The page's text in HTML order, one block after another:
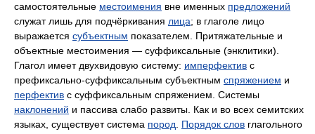
самостоятельные местоимения вне именных предложений
служат лишь для подчёркивания лица; в глаголе лицо
выражается субъектным показателем. Притяжательные и
объектные местоимения — суффиксальные (энклитики).
Глагол имеет двухвидовую систему: имперфектив с
префиксально-суффиксальным субъектным спряжением и
перфектив с суффиксальным спряжением. Системы
наклонений и пассива слабо развиты. Как и во всех семитских
языках, существует система пород Порядок слов глагольного